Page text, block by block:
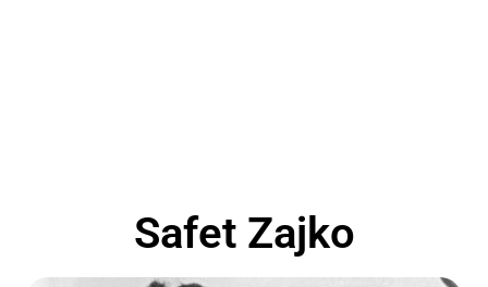
Safet Zajko